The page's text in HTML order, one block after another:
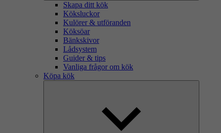
Skapa ditt kök
Köksluckor
Kulörer & utföranden
Köksöar
Bänkskivor
Lådsystem
Guider & tips
Vanliga frågor om kök
Köpa kök